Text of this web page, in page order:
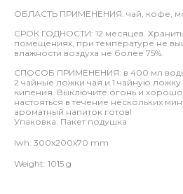
ОБЛАСТЬ ПРИМЕНЕНИЯ: чай, кофе,
СРОК ГОДНОСТИ: 12 месяцев. Хранить
помещениях, при температуре не
влажности воздуха не более 75%.
СПОСОБ ПРИМЕНЕНИЯ: в 400 мл воды
2 чайные ложки чая и 1 чайную
кипения. Выключите огонь и
настояться в течение нескольких
ароматный напиток готов!
Упаковка: Пакет подушка
lwh: 300x200x70 mm
Weight: 1015 g